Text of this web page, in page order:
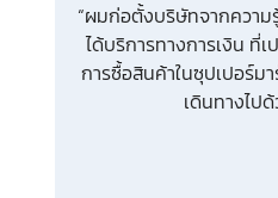
“ผมก่อตั้งบริษัทจากความ
ได้บริการทางการเงิน ที่
การซื้อสินค้าในซุปเปอร์ม
เดินทางไป